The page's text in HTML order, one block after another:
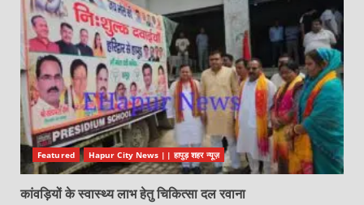
Featured Hapur City News || हापुड़ शहर न्यूज़
कांवड़ियों के स्वास्थ्य लाभ हेतु चिकित्सा दल रवाना